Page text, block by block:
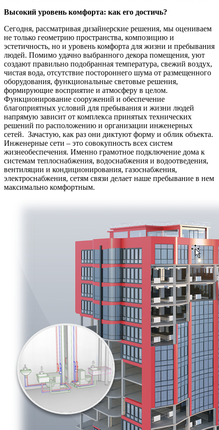
Высокий уровень комфорта: как его достичь?
Сегодня, рассматривая дизайнерские решения, мы оцениваем
не только геометрию пространства, композицию и
эстетичность, но и уровень комфорта для жизни и пребывания
людей. Помимо удачно выбранного декора помещения, уют
создают правильно подобранная температура, свежий воздух,
чистая вода, отсутствие постороннего шума от размещенного
оборудования, функциональные световые решения,
формирующие восприятие и атмосферу в целом.
Функционирование сооружений и обеспечение
благоприятных условий для пребывания и жизни людей
напрямую зависит от комплекса принятых технических
решений по расположению и организации инженерных
сетей. Зачастую, как раз они диктуют форму и облик объекта.
Инженерные сети – это совокупность всех систем
жизнеобеспечения. Именно грамотное подключение дома к
системам теплоснабжения, водоснабжения и водоотведения,
вентиляции и кондиционирования, газоснабжения,
электроснабжения, сетям связи делает наше пребывание в нем
максимально комфортным.